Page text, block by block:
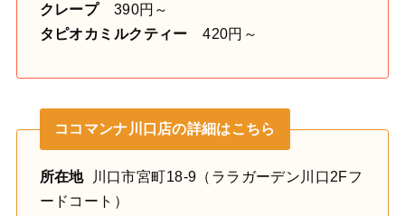
クレープ390円～
タピオカミルクティー 420円～
ココマンナ川口店の詳細はこちら
所在地
川口市宮町18-9（ララガーデン川口2Fフ
ードコート）